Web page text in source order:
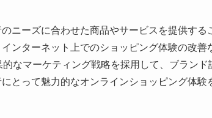
ニーズに合わせた商品やサービスを提供する
ンターネット上でのショッピング体験の改善
なマーケティング戦略を採用して、ブラン
とって魅力的なオンラインショッピング体